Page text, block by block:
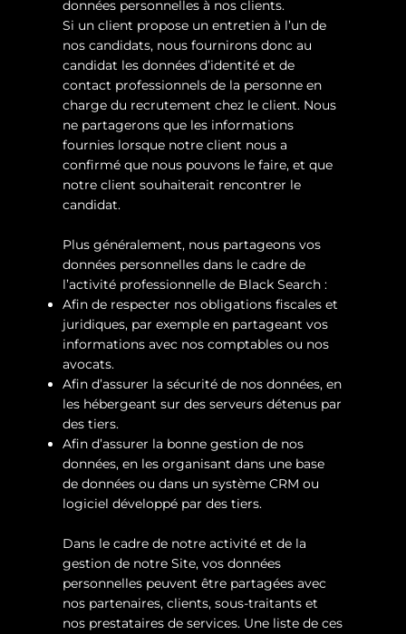
données personnelles à nos clients.
Si un client propose un entretien à l’un de
nos candidats, nous fournirons donc au
candidat les données d’identité et de
contact professionnels de la personne en
charge du recrutement chez le client. Nous
ne partagerons que les informations
fournies lorsque notre client nous a
confirmé que nous pouvons le faire, et que
notre client souhaiterait rencontrer le
candidat.
Plus généralement, nous partageons vos
données personnelles dans le cadre de
l’activité professionnelle de Black Search :
Afin de respecter nos obligations fiscales et
juridiques, par exemple en partageant vos
informations avec nos comptables ou nos
avocats.
Afin d’assurer la sécurité de nos données, en
les hébergeant sur des serveurs détenus par
des tiers.
Afin d’assurer la bonne gestion de nos
données, en les organisant dans une base
de données ou dans un système CRM ou
logiciel développé par des tiers.
Dans le cadre de notre activité et de la
gestion de notre Site, vos données
personnelles peuvent être partagées avec
nos partenaires, clients, sous-traitants et
nos prestataires de services. Une liste de ces